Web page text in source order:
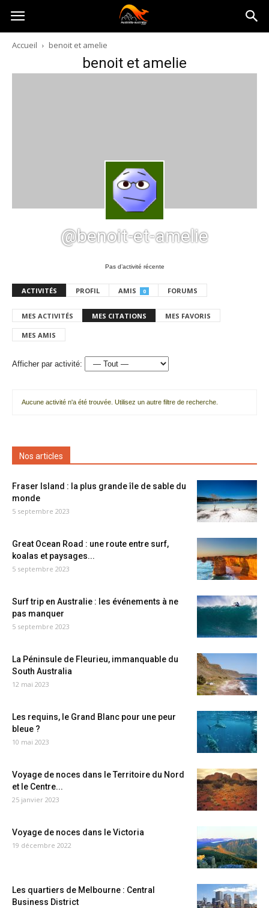
Australia-
australie.com
Accueil benoit et amelie
benoit et amelie
@benoit-et-amelie
Pas d’activité récente
ACTIVITÉS PROFIL AMIS 0 FORUMS
MES ACTIVITÉS MES CITATIONS MES FAVORIS
MES AMIS
Afficher par activité:
Aucune activité n'a été trouvée. Utilisez un autre filtre de recherche.
Nos articles
Fraser Island : la plus grande île de sable du
monde
5 septembre 2023
Great Ocean Road : une route entre surf,
koalas et paysages...
5 septembre 2023
Surf trip en Australie : les événements à ne
pas manquer
5 septembre 2023
La Péninsule de Fleurieu, immanquable du
South Australia
12 mai 2023
Les requins, le Grand Blanc pour une peur
bleue ?
10 mai 2023
Voyage de noces dans le Territoire du Nord
et le Centre...
25 janvier 2023
Voyage de noces dans le Victoria
19 décembre 2022
Les quartiers de Melbourne : Central
Business District